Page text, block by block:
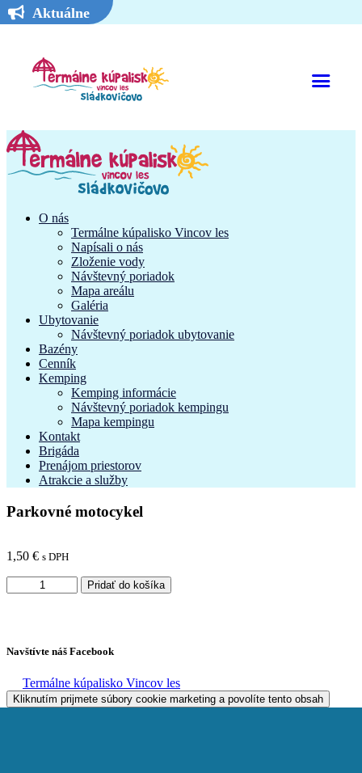
Aktuálne
O nás
Termálne kúpalisko Vincov les
Napísali o nás
Zloženie vody
Návštevný poriadok
Mapa areálu
Galéria
Ubytovanie
Návštevný poriadok ubytovanie
Bazény
Cenník
Kemping
Kemping informácie
Návštevný poriadok kempingu
Mapa kempingu
Kontakt
Brigáda
Prenájom priestorov
Atrakcie a služby
Parkovné motocykel
1,50 € s DPH
množstvo
Parkovné
Pridať do košíka
Navštívte náš Facebook
Termálne kúpalisko Vincov les
Kliknutím prijmete súbory cookie marketing a povolíte tento obsah